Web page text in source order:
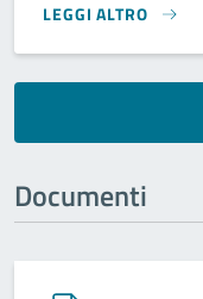
LEGGI ALTRO
}
Documenti